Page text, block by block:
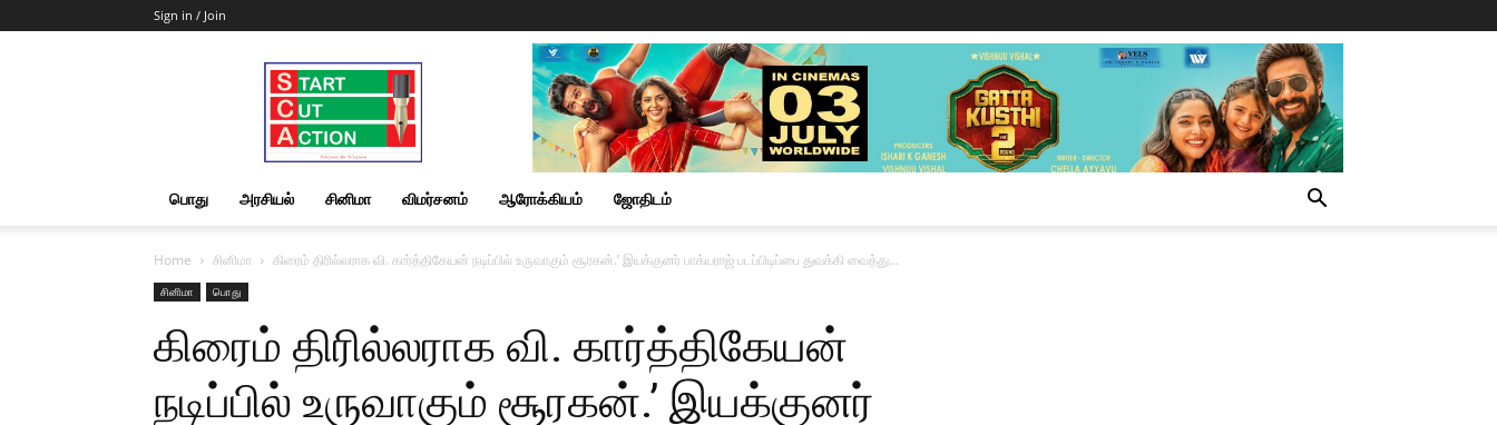
Sign in / Join
Start
Cut
Action
|
News
&
பொது அரசியல் சினிமா விமர்சனம் ஆரோக்கியம் ஜோதிடம்
Home சினிமா கிரைம் திரில்லராக வி. கார்த்திகேயன் நடிப்பில் உருவாகும் சூரகன்.’ இயக்குனர் பாக்யராஜ் படப்பிடிப்பை துவக்கி வைத்து...
சினிமா பொது
கிரைம் திரில்லராக வி. கார்த்திகேயன்
நடிப்பில் உருவாகும் சூரகன்.’ இயக்குனர்